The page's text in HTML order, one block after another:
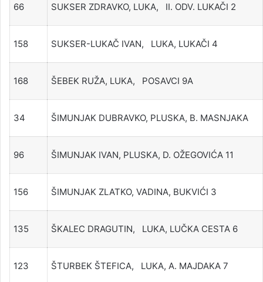
66 SUKSER ZDRAVKO, LUKA, II. ODV. LUKAČI 2
158 SUKSER-LUKAČ IVAN, LUKA, LUKAČI 4
168 ŠEBEK RUŽA, LUKA, POSAVCI 9A
34 ŠIMUNJAK DUBRAVKO, PLUSKA, B. MASNJAKA
96 ŠIMUNJAK IVAN, PLUSKA, D. OŽEGOVIĆA 11
156 ŠIMUNJAK ZLATKO, VADINA, BUKVIĆI 3
135 ŠKALEC DRAGUTIN, LUKA, LUČKA CESTA 6
123 ŠTURBEK ŠTEFICA, LUKA, A. MAJDAKA 7